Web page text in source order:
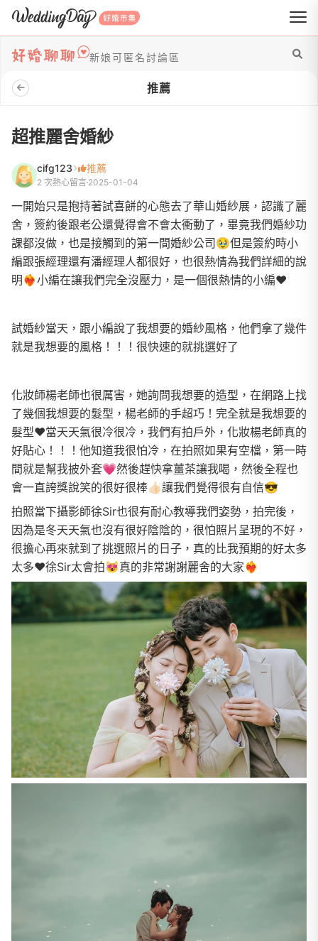
WeddingDay 好婚市集
新娘可匿名討論區
推薦
超推麗舍婚紗
cifg123 推薦
2 次熱心留言 2025-01-04
一開始只是抱持著試喜餅的心態去了華山婚紗展，認識了麗
舍，簽約後跟老公還覺得會不會太衝動了，畢竟我們婚紗功
課都沒做，也是接觸到的第一間婚紗公司🥹但是簽約時小
編跟張經理還有潘經理人都很好，也很熱情為我們詳細的說
明❤️‍🔥小編在讓我們完全沒壓力，是一個很熱情的小編❤️
試婚紗當天，跟小編說了我想要的婚紗風格，他們拿了幾件
就是我想要的風格！！！很快速的就挑選好了
化妝師楊老師也很厲害，她詢問我想要的造型，在網路上找
了幾個我想要的髮型，楊老師的手超巧！完全就是我想要的
髮型❤️當天天氣很冷很冷，我們有拍戶外，化妝楊老師真的
好貼心！！！他知道我很怕冷，在拍照如果有空檔，第一時
間就是幫我披外套💗然後趕快拿薑茶讓我喝，然後全程也
會一直誇獎說笑的很好很棒👍🏻讓我們覺得很有自信😎
拍照當下攝影師徐Sir也很有耐心教導我們姿勢，拍完後，
因為是冬天天氣也沒有很好陰陰的，很怕照片呈現的不好，
很擔心再來就到了挑選照片的日子，真的比我預期的好太多
太多❤️徐Sir太會拍😻真的非常謝謝麗舍的大家❤️‍🔥